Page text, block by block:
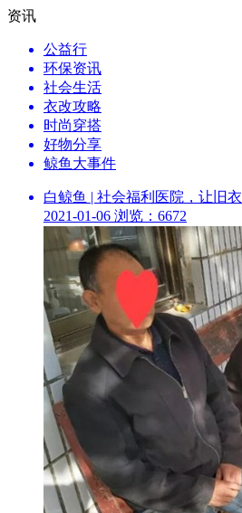
资讯
公益行
环保资讯
社会生活
衣改攻略
时尚穿搭
好物分享
鲸鱼大事件
白鲸鱼 | 社会福利医院，让旧
2021-01-06 浏览：6672